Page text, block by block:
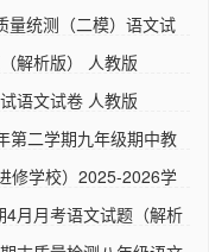
量统测（二模）语文试
解析版） 人教版
语文试卷 人教版
第二学期九年级期中教
修学校）2025-2026学
月月考语文试题（解析